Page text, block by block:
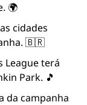
🌍
cidades
🇧🇷
League terá
Park. 🎵
da campanha